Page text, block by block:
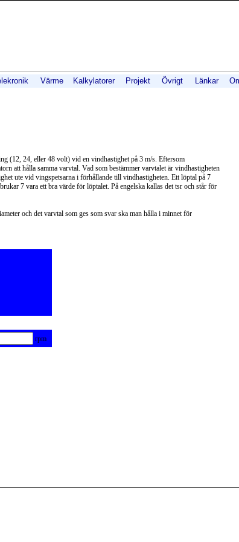
Värme Kalkylatorer Projekt Övrigt Länkar
(12, 24, eller 48 volt) vid en vindhastighet på 3 m/s. Eftersom
att hålla samma varvtal. Vad som bestämmer varvtalet är vindhastigheten
ute vid vingspetsarna i förhållande till vindhastigheten. Ett löptal på 7
7 vara ett bra värde för löptalet. På engelska kallas det tsr och står för
och det varvtal som ges som svar ska man hålla i minnet för
rpm